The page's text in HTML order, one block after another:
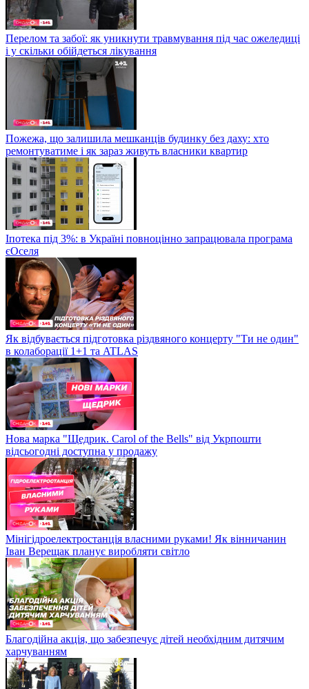
Перелом та забої: як уникнути травмування під час ожеледиці
і у скільки обійдеться лікування
Пожежа, що залишила мешканців будинку без даху: хто
ремонтуватиме і як зараз живуть власники квартир
Іпотека під 3%: в Україні повноцінно запрацювала програма
єОселя
Як відбувається підготовка різдвяного концерту "Ти не один"
в колаборації 1+1 та ATLAS
Нова марка "Щедрик. Carol of the Bells" від Укрпошти
відсьогодні доступна у продажу
Мінігідроелектростанція власними руками! Як вінничанин
Іван Верещак планує виробляти світло
Благодійна акція, що забезпечує дітей необхідним дитячим
харчуванням